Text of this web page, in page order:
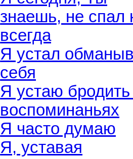
знаешь, не спал
всегда
Я устал
себя
Я устаю
воспоминаньях
Я часто думаю
Я, уставая